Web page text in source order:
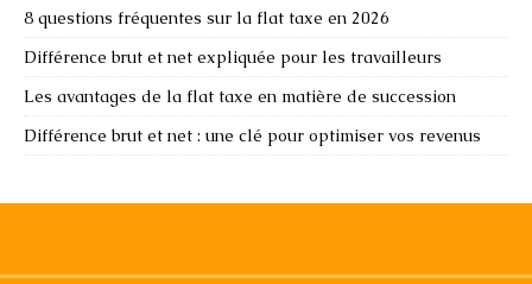
8 questions fréquentes sur la flat taxe en 2026
Différence brut et net expliquée pour les travailleurs
Les avantages de la flat taxe en matière de succession
Différence brut et net : une clé pour optimiser vos revenus